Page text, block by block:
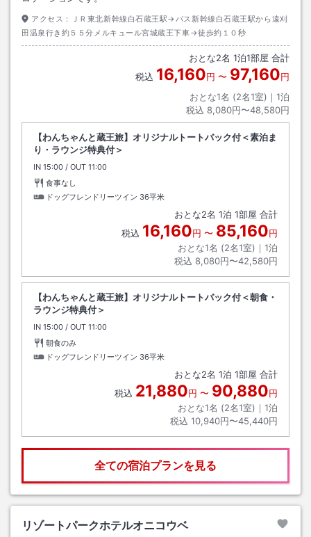
アクセス：
ＪＲ東北新幹線白石蔵王駅→バス新幹線白石蔵王駅から遠刈
田温泉行き約５５分メルキュール宮城蔵王下車→徒歩約１０秒
おとな2名 1泊1部屋 合計
税込 16,160円 〜 97,160円
おとな1名 (2名1室)｜ 1泊
税込 8,080円〜48,580円
【わんちゃんと蔵王旅】オリジナルトートバック付＜素泊ま
り・ラウンジ特典付＞
IN チェックイン
15:00 / OUT チェックアウト
11:00
食事なし
ドッグフレンドリーツイン 36平米
おとな2名 1泊 1部屋 合計
税込 16,160円 〜 85,160円
おとな1名 (2名1室)｜ 1泊
税込 8,080円〜42,580円
【わんちゃんと蔵王旅】オリジナルトートバック付＜朝食・
ラウンジ特典付＞
IN チェックイン
15:00 / OUT チェックアウト
11:00
朝食のみ
ドッグフレンドリーツイン 36平米
おとな2名 1泊 1部屋 合計
税込 21,880円 〜 90,880円
おとな1名 (2名1室)｜ 1泊
税込 10,940円〜45,440円
全ての宿泊プランを見る
リゾートパークホテルオニコウベ